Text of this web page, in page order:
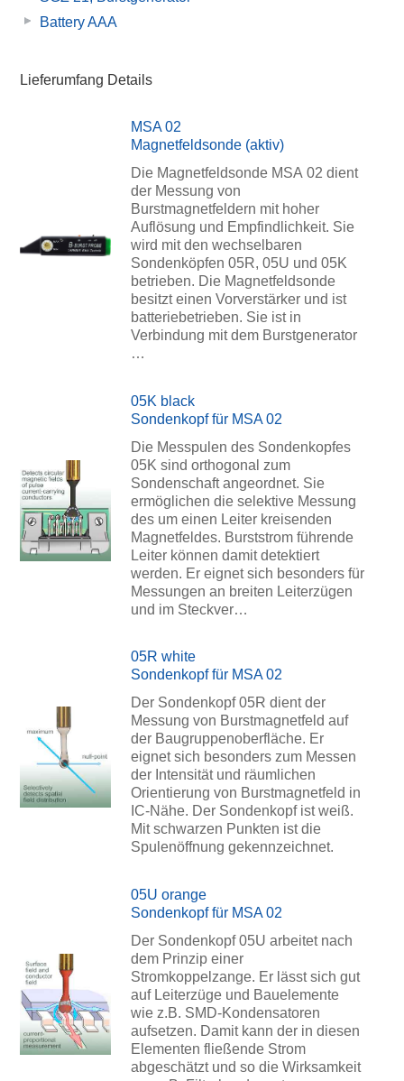
Battery AAA
Lieferumfang Details
MSA 02
Magnetfeldsonde (aktiv)
Die Magnetfeldsonde MSA 02 dient
der Messung von
Burstmagnetfeldern mit hoher
Auflösung und Empfindlichkeit. Sie
wird mit den wechselbaren
Sondenköpfen 05R, 05U und 05K
betrieben. Die Magnetfeldsonde
besitzt einen Vorverstärker und ist
batteriebetrieben. Sie ist in
Verbindung mit dem Burstgenerator
…
05K black
Sondenkopf für MSA 02
Die Messpulen des Sondenkopfes
05K sind orthogonal zum
Sondenschaft angeordnet. Sie
ermöglichen die selektive Messung
des um einen Leiter kreisenden
Magnetfeldes. Burststrom führende
Leiter können damit detektiert
werden. Er eignet sich besonders für
Messungen an breiten Leiterzügen
und im Steckver…
05R white
Sondenkopf für MSA 02
Der Sondenkopf 05R dient der
Messung von Burstmagnetfeld auf
der Baugruppenoberfläche. Er
eignet sich besonders zum Messen
der Intensität und räumlichen
Orientierung von Burstmagnetfeld in
IC-Nähe. Der Sondenkopf ist weiß.
Mit schwarzen Punkten ist die
Spulenöffnung gekennzeichnet.
05U orange
Sondenkopf für MSA 02
Der Sondenkopf 05U arbeitet nach
dem Prinzip einer
Stromkoppelzange. Er lässt sich gut
auf Leiterzüge und Bauelemente
wie z.B. SMD-Kondensatoren
aufsetzen. Damit kann der in diesen
Elementen fließende Strom
abgeschätzt und so die Wirksamkeit